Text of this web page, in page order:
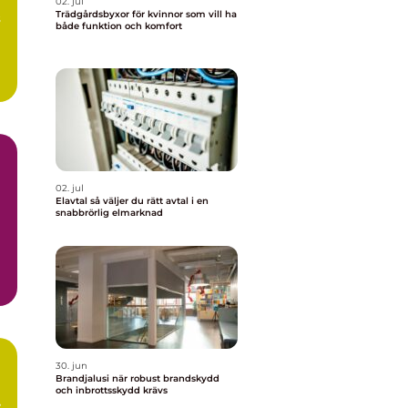
Trädgårdsbyxor för kvinnor som vill ha
både funktion och komfort
02. jul
Elavtal så väljer du rätt avtal i en
snabbrörlig elmarknad
30. jun
Brandjalusi när robust brandskydd
och inbrottsskydd krävs